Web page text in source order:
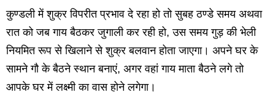
कुण्‍डली में शुक्र विपरीत प्रभाव दे रहा हो तो सुबह ठण्‍डे समय अथवा
रात को जब गाय बैठकर जुगाली कर रही हो, उस समय गुड़ की भेली
नियमित रूप से खिलाने से शुक्र बलवान होता जाएगा। अपने घर के
सामने गौ के बैठने स्‍थान बनाएं, अगर वहां गाय माता बैठने लगे तो
आपके घर में लक्ष्‍मी का वास होने लगेगा।